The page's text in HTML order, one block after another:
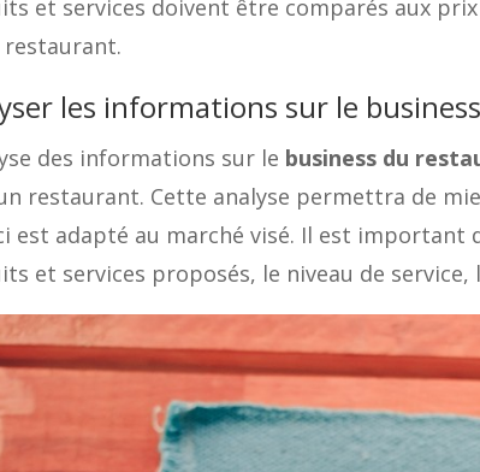
et services doivent être comparés aux
restaurant.
les informations sur le
des informations sur le business du
restaurant. Cette analyse permettra de
est adapté au marché visé. Il est
et services proposés, le niveau de